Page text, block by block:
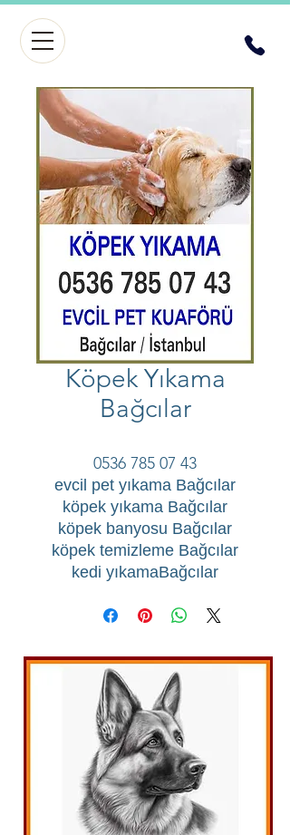
Köpek Yıkama
Bağcılar
0536 785 07 43
evcil pet yıkama Bağcılar
köpek yıkama Bağcılar
köpek banyosu Bağcılar
köpek temizleme Bağcılar
kedi yıkamaBağcılar